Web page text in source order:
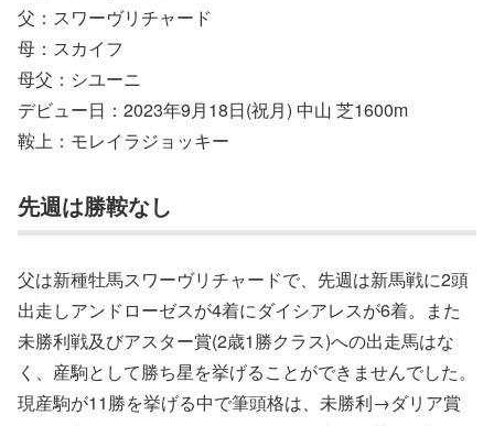
父：スワーヴリチャード
母：スカイフ
母父：シユーニ
デビュー日：2023年9月18日(祝月) 中山 芝1600m
鞍上：モレイラジョッキー
先週は勝鞍なし
父は新種牡馬スワーヴリチャードで、先週は新馬戦に2頭
出走しアンドローゼスが4着にダイシアレスが6着。また
未勝利戦及びアスター賞(2歳1勝クラス)への出走馬はな
く、産駒として勝ち星を挙げることができませんでした。
現産駒が11勝を挙げる中で筆頭格は、未勝利→ダリア賞